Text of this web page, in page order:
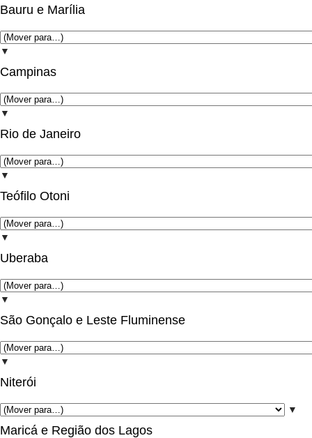
Bauru e Marília
▼
Campinas
▼
Rio de Janeiro
▼
Teófilo Otoni
▼
Uberaba
▼
São Gonçalo e Leste Fluminense
▼
Niterói
▼
Maricá e Região dos Lagos